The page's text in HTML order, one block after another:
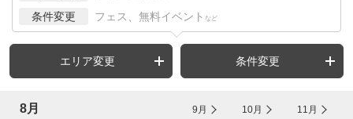
条件変更 フェス、無料イベント など
エリア変更 条件変更
8月 9月 10月 11月